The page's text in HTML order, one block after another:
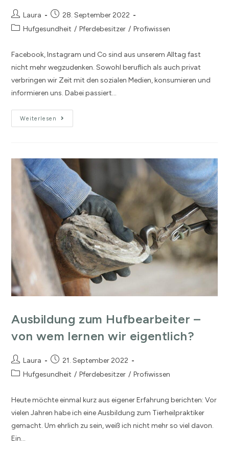
Laura
28. September 2022
Hufgesundheit / Pferdebesitzer / Profiwissen
Facebook, Instagram und Co sind aus unserem Alltag fast
nicht mehr wegzudenken. Sowohl beruflich als auch privat
verbringen wir Zeit mit den sozialen Medien, konsumieren und
informieren uns. Dabei passiert…
Weiterlesen
Ausbildung zum Hufbearbeiter –
von wem lernen wir eigentlich?
Laura
21. September 2022
Hufgesundheit / Pferdebesitzer / Profiwissen
Heute möchte einmal kurz aus eigener Erfahrung berichten: Vor
vielen Jahren habe ich eine Ausbildung zum Tierheilpraktiker
gemacht. Um ehrlich zu sein, weiß ich nicht mehr so viel davon.
Ein…